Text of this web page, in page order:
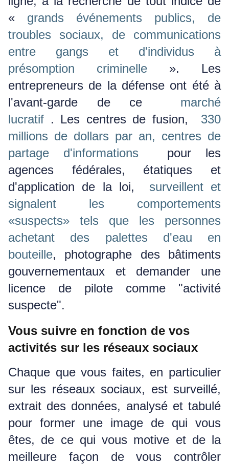
« grands événements publics, de
troubles sociaux, de communications
entre gangs et d'individus à
présomption criminelle ». Les
entrepreneurs de la défense ont été à
l'avant-garde de ce marché
lucratif . Les centres de fusion, 330
millions de dollars par an, centres de
partage d'informations pour les
agences fédérales, étatiques et
d'application de la loi, surveillent et
signalent les comportements
«suspects» tels que les personnes
achetant des palettes d'eau en
bouteille, photographe des bâtiments
gouvernementaux et demander une
licence de pilote comme "activité
suspecte".
Vous suivre en fonction de vos
activités sur les réseaux sociaux
Chaque que vous faites, en particulier
sur les réseaux sociaux, est surveillé,
extrait des données, analysé et tabulé
pour former une image de qui vous
êtes, de ce qui vous motive et de la
meilleure façon de vous contrôler